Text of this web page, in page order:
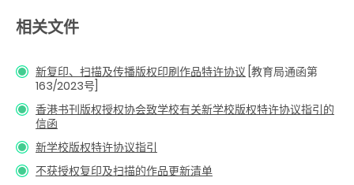
相关文件
新复印、扫描及传播版权印刷作品特许协议 [教育局通函第
163/2023号]
香港书刊版权授权协会致学校有关新学校版权特许协议指引的
信函
新学校版权特许协议指引
不获授权复印及扫描的作品更新清单